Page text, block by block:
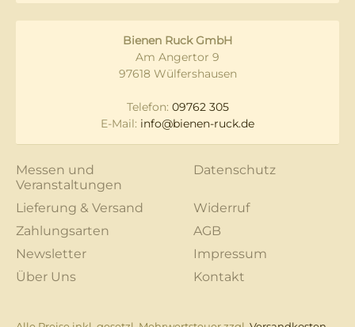
Bienen Ruck GmbH
Am Angertor 9
97618 Wülfershausen
Telefon: 09762 305
E-Mail: info@bienen-ruck.de
Messen und
Veranstaltungen
Datenschutz
Lieferung & Versand
Widerruf
Zahlungsarten
AGB
Newsletter
Impressum
Über Uns
Kontakt